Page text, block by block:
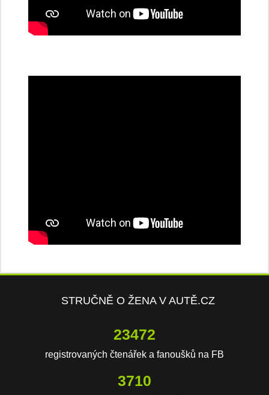
STRUČNĚ O ŽENA V AUTĚ.CZ
23472
registrovaných čtenářek a fanoušků na FB
3710